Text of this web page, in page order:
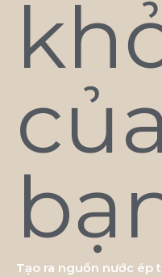
Tạo ra nguồn nước ép